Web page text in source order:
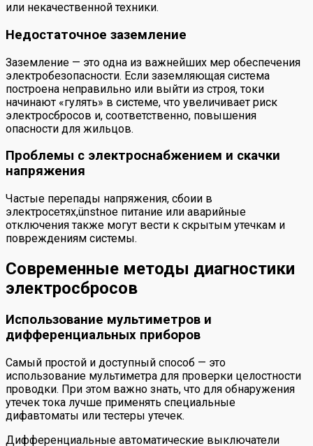
или некачественной техники.
Недостаточное заземление
Заземление — это одна из важнейших мер обеспечения
электробезопасности. Если заземляющая система
построена неправильно или выйти из строя, токи
начинают «гулять» в системе, что увеличивает риск
электросбросов и, соответственно, повышения
опасности для жильцов.
Проблемы с электроснабжением и скачки
напряжения
Частые перепады напряжения, сбоии в
электросетях,ünstное питание или аварийные
отключения также могут вести к скрытым утечкам и
повреждениям системы.
Современные методы диагностики
электросбросов
Использование мультиметров и
дифференциальных приборов
Самый простой и доступный способ — это
использование мультиметра для проверки целостности
проводки. При этом важно знать, что для обнаружения
утечек тока лучше применять специальные
дифавтоматы или тестеры утечек.
Дифференциальные автоматические выключатели